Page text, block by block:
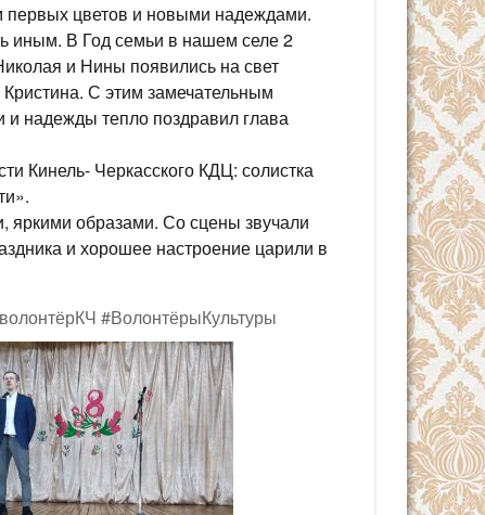
первых цветов и новыми надеждами.
иным. В Год семьи в нашем селе 2
и Нины появились на свет
С этим замечательным
надежды тепло поздравил глава
Кинель- Черкасского КДЦ: солистка
яркими образами. Со сцены звучали
и хорошее настроение царили в
#ВолонтёрыКультуры